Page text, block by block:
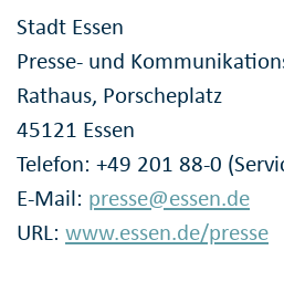
Stadt Essen
Presse- und
Rathaus, Porscheplatz
45121 Essen
Telefon: +49 201 88-0
E-Mail: presse@essen.de
URL: www.essen.de/presse